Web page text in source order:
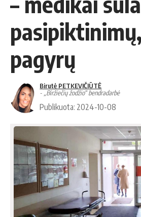
pagyrų
Birutė PETKEVIČIŪTĖ
- „Biržiečių žodžio“ bendradarbė
Publikuota: 2024-10-08